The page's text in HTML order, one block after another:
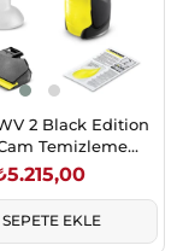
2 Black Edition
Temizleme
(1.633-426.0)
SEPETE EKLE